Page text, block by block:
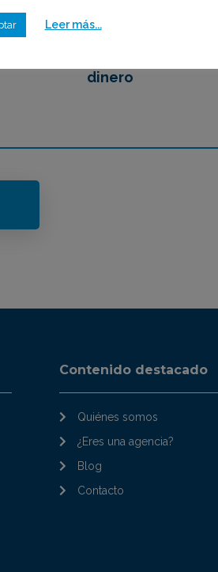
Eliges tu mejor opción,
dinero
Contenido destacado
Quiénes somos
¿Eres una agencia?
Blog
Contacto
consideramos que aceptas su uso.